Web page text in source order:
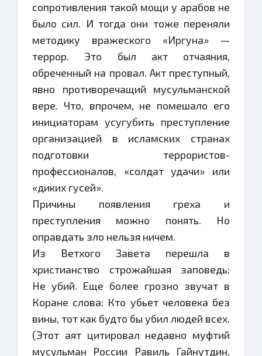
сопротивления такой мощи у арабов не
было сил. И тогда они тоже переняли
методику вражеского «Иргуна» —
террор. Это был акт отчаяния,
обреченный на провал. Акт преступный,
явно противоречащий мусульманской
вере. Что, впрочем, не помешало его
инициаторам усугубить преступление
организацией в исламских странах
подготовки террористов-
профессионалов, «солдат удачи» или
«диких гусей».
Причины появления греха и
преступления можно понять. Но
оправдать зло нельзя ничем.
Из Ветхого Завета перешла в
христианство строжайшая заповедь:
Не убий. Еще более грозно звучат в
Коране слова: Кто убьет человека без
вины, тот как будто бы убил людей всех.
(Этот аят цитировал недавно муфтий
мусульман России Равиль Гайнутдин,